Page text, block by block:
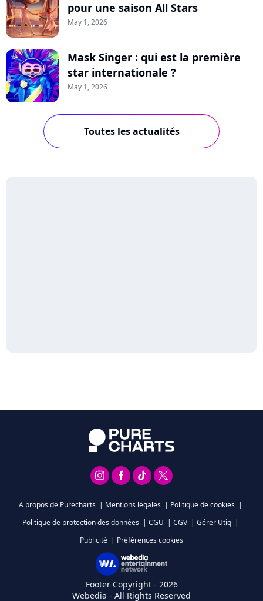
pour une saison All Stars
May 1, 2026
Mask Singer : qui est la première
star internationale ?
May 1, 2026
Toutes les actualités
A propos de Purecharts | Mentions légales | Politique de cookies |
Politique de protection des données | CGU | CGV | Gérer Utiq |
Publicité | Préférences cookies
Footer Copyright - 2026
Webedia - All Rights Reserved